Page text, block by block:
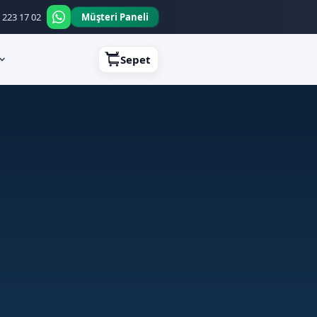
geçerli. Kupon: YILLIK20
17 02 Müşteri Paneli
Sepet